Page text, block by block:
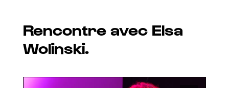
Rencontre avec Elsa
Wolinski.